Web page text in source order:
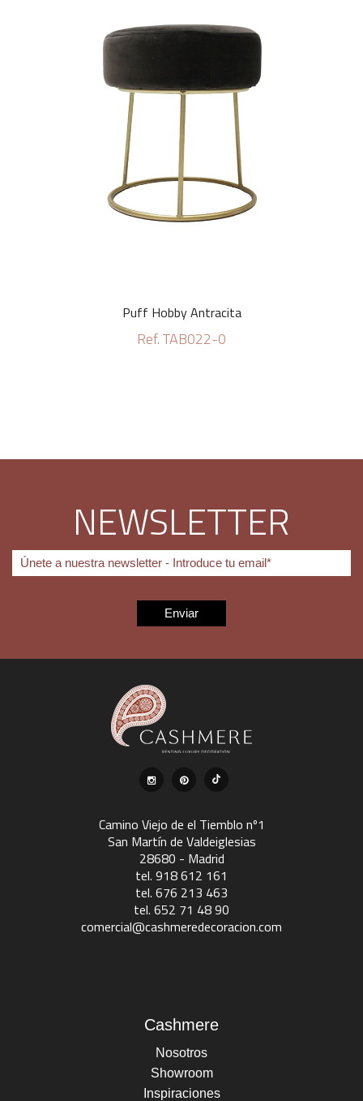
Puff Hobby Antracita
Ref. TAB022-0
NEWSLETTER
Camino Viejo de el Tiemblo nº1
San Martín de Valdeiglesias
28680 - Madrid
tel. 918 612 161
tel. 676 213 463
tel. 652 71 48 90
comercial@cashmeredecoracion.com
Cashmere
Nosotros
Showroom
Inspiraciones